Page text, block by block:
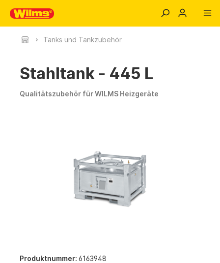
Tanks und Tankzubehör
Stahltank - 445 L
Qualitätszubehör für WILMS Heizgeräte
Produktnummer: 6163948